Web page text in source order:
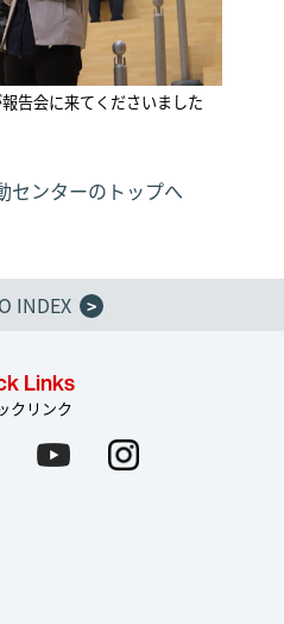
告会に来てくださいました
ンターのトップへ
INDEX
>
Links
クリンク